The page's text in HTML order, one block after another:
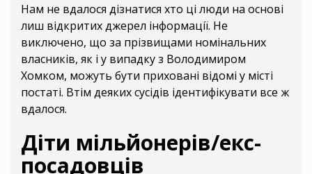
Нам не вдалося дізнатися хто ці люди на основі
лиш відкритих джерел інформації. Не
виключено, що за прізвищами номінальних
власників, як і у випадку з Володимиром
Хомком, можуть бути приховані відомі у місті
постаті. Втім деяких сусідів ідентифікувати все ж
вдалося.
Діти мільйонерів/екс-
посадовців